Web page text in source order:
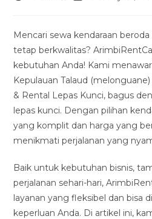
Mencari sewa kendaraan
tetap berkwalitas?
kebutuhan Anda! Kami
Kepulauan Talaud
& Rental Lepas Kunci, bagus
lepas kunci. Dengan pilihan
yang komplit dan harga yang
menikmati perjalanan yang
Baik untuk kebutuhan bisnis,
perjalanan sehari-hari,
layanan yang fleksibel dan bisa
keperluan Anda. Di artikel ini,